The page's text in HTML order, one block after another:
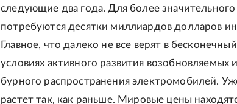
следующие два года. Для более
потребуются десятки миллиардов долларов
Главное, что далеко не все верят в
условиях активного развития возобновляемых
бурного распространения электромобилей.
растет так, как раньше. Мировые цены